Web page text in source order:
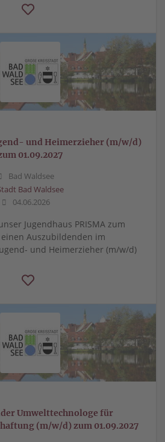
und Heimerzieher (m/w/d)
01.09.2027
Bad Waldsee
Bad Waldsee
04.06.2026
Jugendhaus PRISMA zum
einen Auszubildenden im
und Heimerzieher (m/w/d)
Umwelttechnologe für
(m/w/d) zum 01.09.2027